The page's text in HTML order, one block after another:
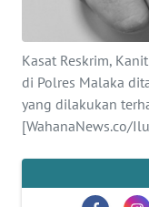
Kasat Reskrim,
di Polres Malaka
yang dilakukan
[WahanaNews.co/
SERBA-SERBI
PENDIDIKAN